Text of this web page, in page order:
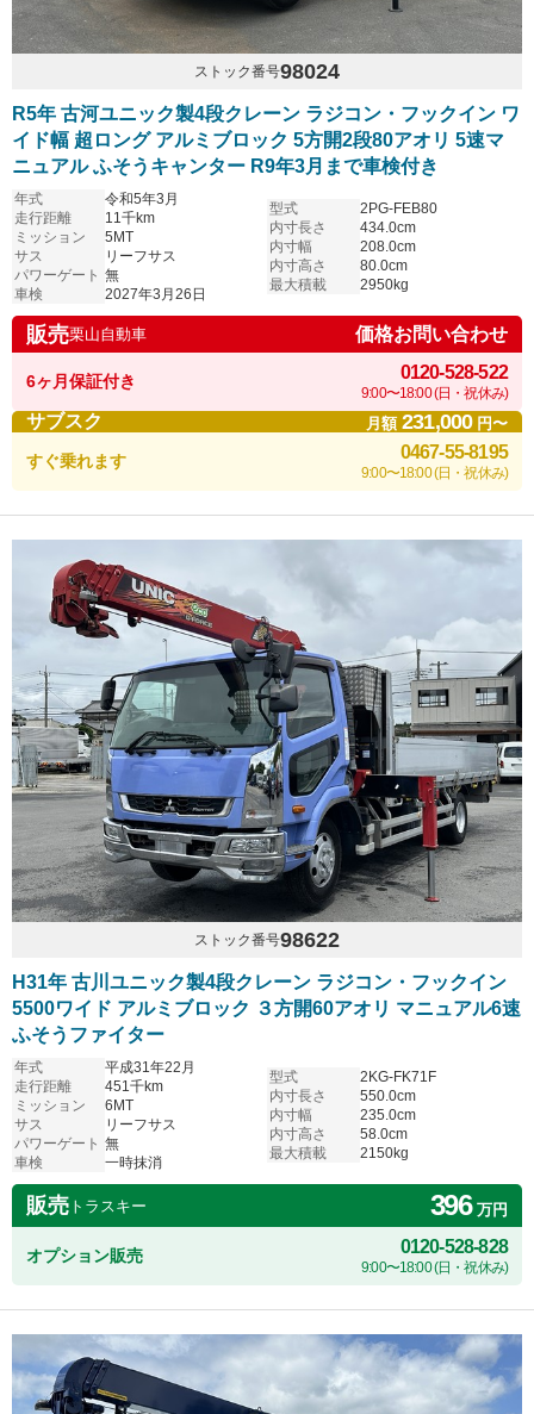
ストック番号98024
R5年 古河ユニック製4段クレーン ラジコン・フックイン ワ
イド幅 超ロング アルミブロック 5方開2段80アオリ 5速マ
ニュアル ふそうキャンター R9年3月まで車検付き
年式
令和5年3月
走行距離
11千km
ミッション
5MT
サス
リーフサス
パワーゲート 無
車検
2027年3月26日
型式
2PG-FEB80
内寸長さ
434.0cm
内寸幅
208.0cm
内寸高さ
80.0cm
最大積載
2950kg
販売栗山自動車 価格お問い合わせ
6ヶ月保証付き 0120-528-522
9:00〜18:00 (日・祝休み)
サブスク 月額231,000円〜
すぐ乗れます 0467-55-8195
9:00〜18:00 (日・祝休み)
ストック番号98622
H31年 古川ユニック製4段クレーン ラジコン・フックイン
5500ワイド アルミブロック ３方開60アオリ マニュアル6速
ふそうファイター
年式
平成31年22月
走行距離
451千km
ミッション
6MT
サス
リーフサス
パワーゲート 無
車検
一時抹消
型式
2KG-FK71F
内寸長さ
550.0cm
内寸幅
235.0cm
内寸高さ
58.0cm
最大積載
2150kg
販売 トラスキー 396万円
オプション販売 0120-528-828
9:00〜18:00 (日・祝休み)